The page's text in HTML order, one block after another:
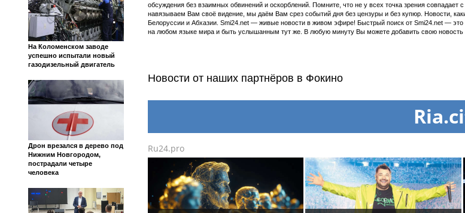
На Коломенском заводе
успешно испытали новый
газодизельный двигатель
Дрон врезался в дерево под
Нижним Новгородом,
пострадали четыре
человека
обсуждения без взаимных обвинений и оскорблений. Помните, что не у всех точка зрения
навязываем Вам своё видение, мы даём Вам срез событий дня без цензуры и без купюр. Новости,
Белоруссии и Абхазии. Smi24.net — живые новости в живом эфире! Быстрый поиск от Smi24.net —
на любом языке мира и быть услышанным тут же. В любую минуту Вы можете добавить свою новость
Новости от наших партнёров в Фокино
Ru24.pro